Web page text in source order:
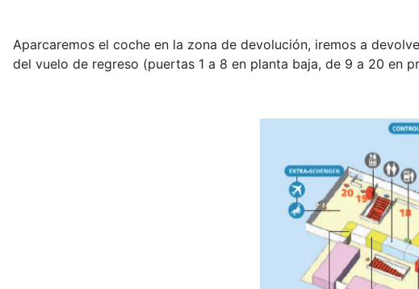
Aparcaremos el coche en la zona de devolución, iremos a
del vuelo de regreso (puertas 1 a 8 en planta baja, de 9 a 20 en